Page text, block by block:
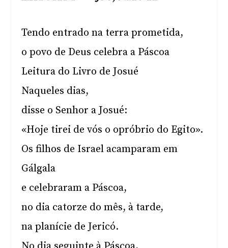
Tendo entrado na terra prometida,
o povo de Deus celebra a Páscoa
Leitura do Livro de Josué
Naqueles dias,
disse o Senhor a Josué:
«Hoje tirei de vós o opróbrio do Egito».
Os filhos de Israel acamparam em
Gálgala
e celebraram a Páscoa,
no dia catorze do mês, à tarde,
na planície de Jericó.